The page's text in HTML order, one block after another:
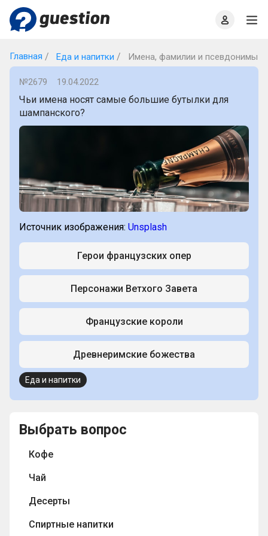
Главная Еда и напитки Имена, фамилии и псевдонимы
№2679 19.04.2022
Чьи имена носят самые большие бутылки для
шампанского?
Источник изображения: Unsplash
Герои французских опер
Персонажи Ветхого Завета
Французские короли
Древнеримские божества
Еда и напитки
Выбрать вопрос
Кофе
Чай
Десерты
Спиртные напитки